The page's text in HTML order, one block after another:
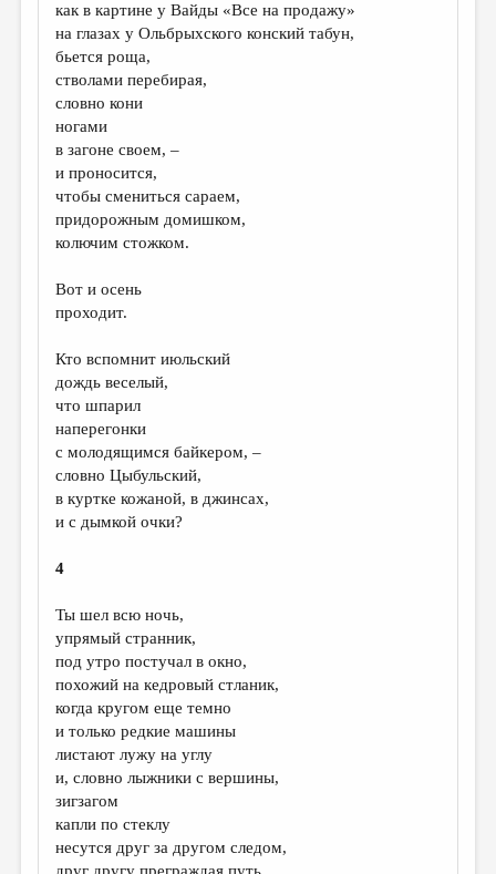
как в картине у Вайды «Все на продажу»
на глазах у Ольбрыхского конский табун,
бьется роща,
стволами перебирая,
словно кони
ногами
в загоне своем, –
и проносится,
чтобы смениться сараем,
придорожным домишком,
колючим стожком.
Вот и осень
проходит.
Кто вспомнит июльский
дождь веселый,
что шпарил
наперегонки
с молодящимся байкером, –
словно Цыбульский,
в куртке кожаной, в джинсах,
и с дымкой очки?
4
Ты шел всю ночь,
упрямый странник,
под утро постучал в окно,
похожий на кедровый стланик,
когда кругом еще темно
и только редкие машины
листают лужу на углу
и, словно лыжники с вершины,
зигзагом
капли по стеклу
несутся друг за другом следом,